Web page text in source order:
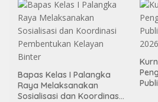
Bapas Kelas I Palangka
Raya Melaksanakan
Sosialisasi dan Koordinasi